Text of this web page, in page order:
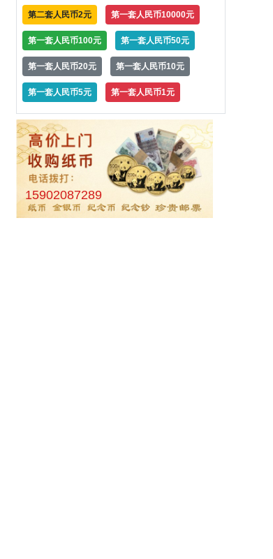
第二套人民币2元 第一套人民币10000元
第一套人民币100元 第一套人民币50元
第一套人民币20元 第一套人民币10元
第一套人民币5元 第一套人民币1元
15902087289